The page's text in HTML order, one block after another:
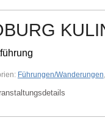
Führungen/Wanderungen,